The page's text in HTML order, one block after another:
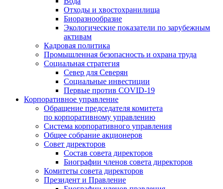
Отходы и хвостохранилища
Биоразнообразие
Экологические показатели по зарубежным
активам
Кадровая политика
Промышленная безопасность и охрана труда
Социальная стратегия
Север для Северян
Социальные инвестиции
Первые против COVID‑19
Корпоративное управление
Обращение председателя комитета
по корпоративному управлению
Система корпоративного управления
Общее собрание акционеров
Совет директоров
Состав совета директоров
Биографии членов совета директоров
Комитеты совета директоров
Президент и Правление